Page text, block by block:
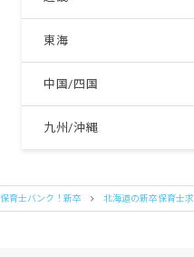
東海
中国/四国
九州/沖縄
保育士バンク！新卒 北海道の新卒保育士